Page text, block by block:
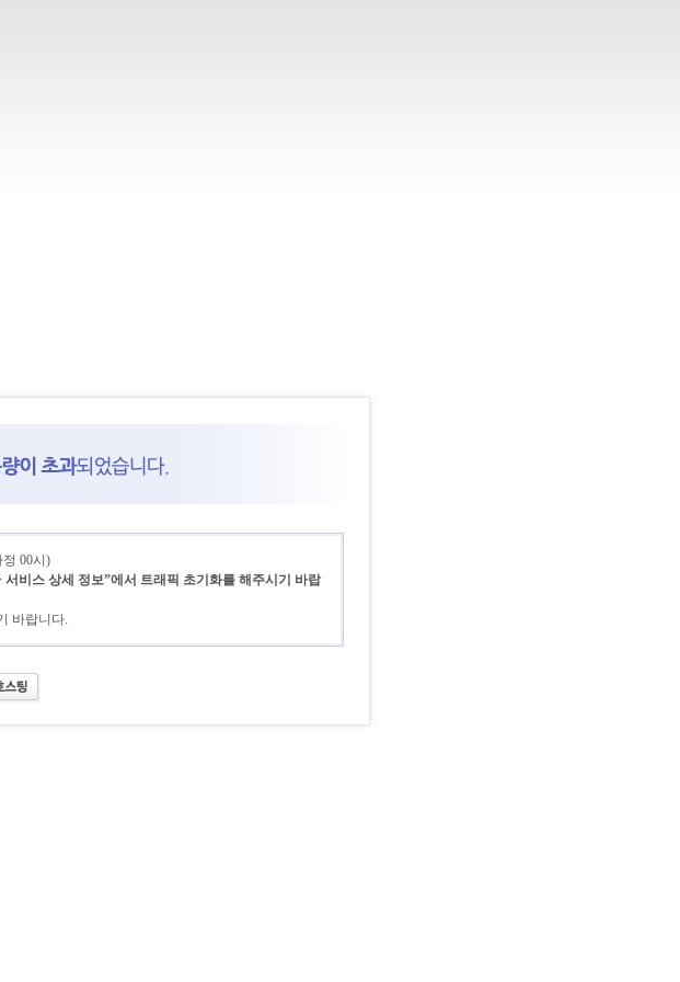
00시)
비스 상세 정보”에서 트래픽 초기화를 해주시기 바랍
바랍니다.